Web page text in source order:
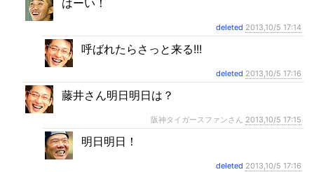
はーい！
deleted 2013,10/5 17:14
呼ばれたらさっと来る!!!
deleted 2013,10/5 17:16
藤井さん明日明日は？
阪神タイガースファンさん 2013,10/5 17:15
明日明日！
deleted 2013,10/5 17:16